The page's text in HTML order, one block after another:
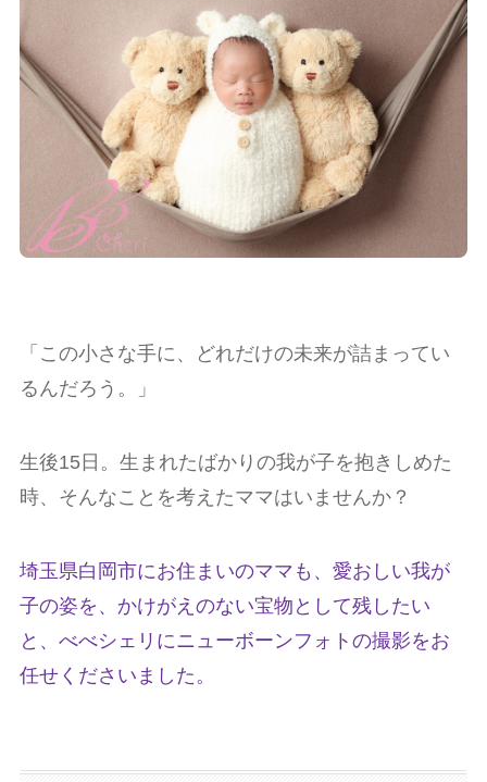
「この小さな手に、どれだけの未来が詰まってい
るんだろう。」
生後15日。生まれたばかりの我が子を抱きしめた
時、そんなことを考えたママはいませんか？
埼玉県白岡市にお住まいのママも、愛おしい我が
子の姿を、かけがえのない宝物として残したい
と、べべシェリにニューボーンフォトの撮影をお
任せくださいました。